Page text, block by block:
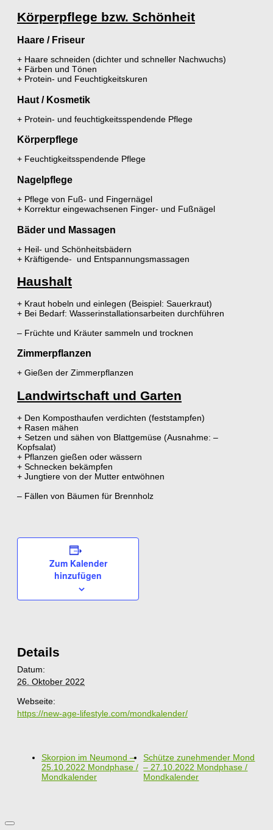
Körperpflege bzw. Schönheit
Haare / Friseur
+ Haare schneiden (dichter und schneller Nachwuchs)
+ Färben und Tönen
+ Protein- und Feuchtigkeitskuren
Haut / Kosmetik
+ Protein- und feuchtigkeitsspendende Pflege
Körperpflege
+ Feuchtigkeitsspendende Pflege
Nagelpflege
+ Pflege von Fuß- und Fingernägel
+ Korrektur eingewachsenen Finger- und Fußnägel
Bäder und Massagen
+ Heil- und Schönheitsbädern
+ Kräftigende- und Entspannungsmassagen
Haushalt
+ Kraut hobeln und einlegen (Beispiel: Sauerkraut)
+ Bei Bedarf: Wasserinstallationsarbeiten durchführen
– Früchte und Kräuter sammeln und trocknen
Zimmerpflanzen
+ Gießen der Zimmerpflanzen
Landwirtschaft und Garten
+ Den Komposthaufen verdichten (feststampfen)
+ Rasen mähen
+ Setzen und sähen von Blattgemüse (Ausnahme: –
Kopfsalat)
+ Pflanzen gießen oder wässern
+ Schnecken bekämpfen
+ Jungtiere von der Mutter entwöhnen
– Fällen von Bäumen für Brennholz
Zum Kalender
hinzufügen
Details
Datum:
26. Oktober 2022
Webseite:
https://new-age-lifestyle.com/mondkalender/
Skorpion im Neumond –
25.10.2022 Mondphase /
Mondkalender
Schütze zunehmender Mond
– 27.10.2022 Mondphase /
Mondkalender